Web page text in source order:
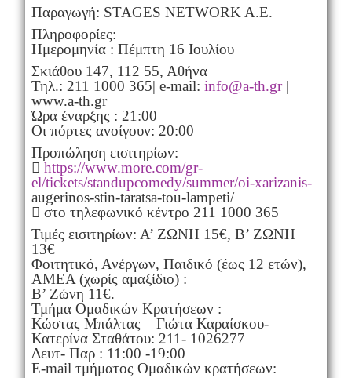
Παραγωγή: STAGES NETWORK A.E.
Πληροφορίες:
Ημερομηνία : Πέμπτη 16 Ιουλίου
Σκιάθου 147, 112 55, Αθήνα
Τηλ.: 211 1000 365| e-mail: info@a-th.gr|
www.a-th.gr
Ώρα έναρξης : 21:00
Οι πόρτες ανοίγουν: 20:00
Προπώληση εισιτηρίων:
 https://www.more.com/gr-
el/tickets/standupcomedy/summer/oi-xarizanis-
augerinos-stin-taratsa-tou-lampeti/
 στο τηλεφωνικό κέντρο 211 1000 365
Τιμές εισιτηρίων: Α’ ΖΩΝΗ 15€, Β’ ΖΩΝΗ
13€
Φοιτητικό, Ανέργων, Παιδικό (έως 12 ετών),
ΑΜΕΑ (χωρίς αμαξίδιο) :
Β’ Ζώνη 11€.
Τμήμα Ομαδικών Κρατήσεων :
Κώστας Μπάλτας – Γιώτα Καραίσκου-
Κατερίνα Σταθάτου: 211- 1026277
Δευτ- Παρ : 11:00 -19:00
E-mail τμήματος Ομαδικών κρατήσεων: